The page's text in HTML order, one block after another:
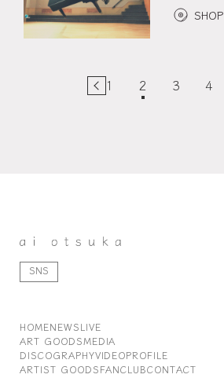
SHOP
1 2 3 4
SNS
HOMENEWSLIVE
ART GOODSMEDIA
DISCOGRAPHYVIDEOPROFILE
ARTIST GOODSFANCLUBCONTACT